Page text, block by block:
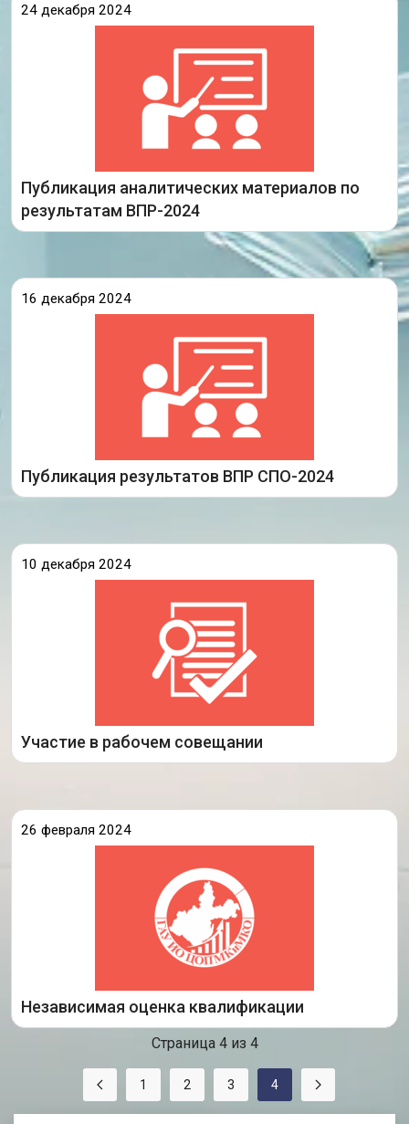
24 декабря 2024
Публикация аналитических материалов по
результатам ВПР-2024
В разделе ВПР ОО опубликован отчет «Результаты
Всероссийских проверочных работах в 2024 году».
ВПР проводились в школах Иркутской области с 01
16 декабря 2024
Публикация результатов ВПР СПО-2024
В личных кабинетах образовательных организаций,
образования, в ГИС ФИС ОКО опубликованы результаты
по итогам проведения всероссийских проверочных
работ в 2024 году.
Подробнее
10 декабря 2024
Участие в рабочем совещании
10 декабря 2024 года сотрудники ГАУ ИО ЦОПМКиМКО
руководителей образовательных организаций
Иркутского районного муниципального образования.
Светлана Викторовна Гершпигель
Подробнее
26 февраля 2024
Независимая оценка квалификации
29 февраля 2024 года на базе экзаменационного
оценка квалификаций. В независимой оценке
квалификаций приняли участие студенты выпускных
курсов, преподаватели теоретических дисциплин и
Подробнее
Страница 4 из 4
1 2 3 4